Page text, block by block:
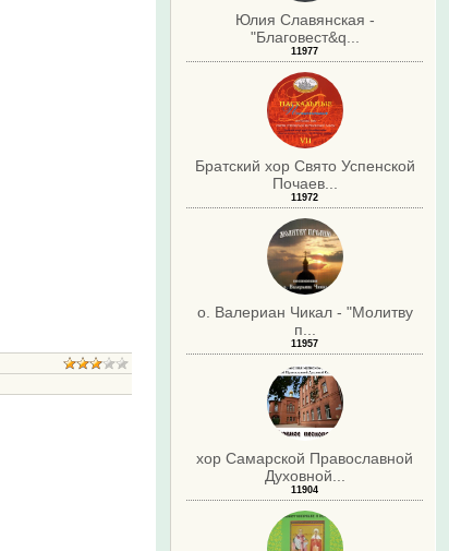
Юлия Славянская -
"Благовест&q...
11977
Братский хор Свято Успенской
Почаев...
11972
о. Валериан Чикал - "Молитву
п...
11957
хор Самарской Православной
Духовной...
11904